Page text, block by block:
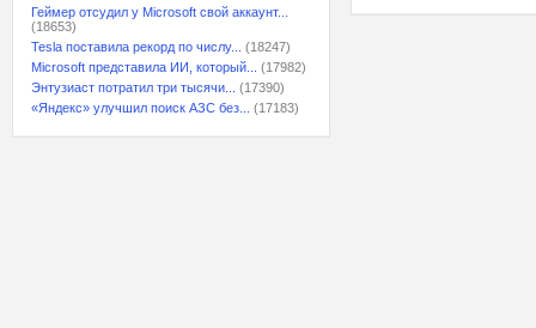
Геймер отсудил у Microsoft свой аккаунт...
(18653)
Tesla поставила рекорд по числу...
(18247)
Microsoft представила ИИ, который...
(17982)
Энтузиаст потратил три тысячи...
(17390)
«Яндекс» улучшил поиск АЗС без...
(17183)